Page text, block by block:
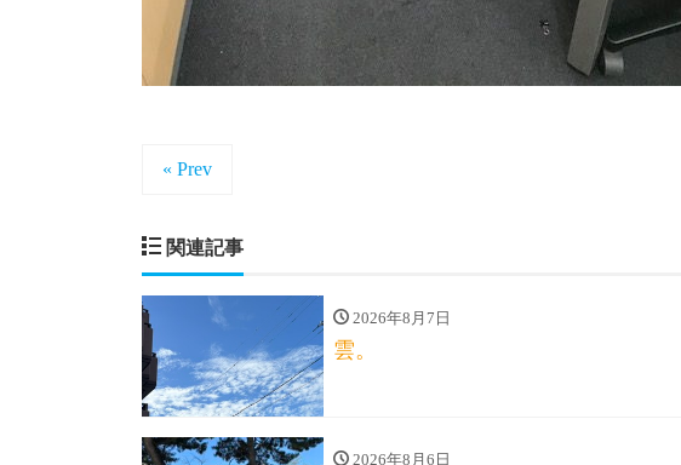
« Prev
関連記事
2026年8月7日
雲。
2026年8月6日